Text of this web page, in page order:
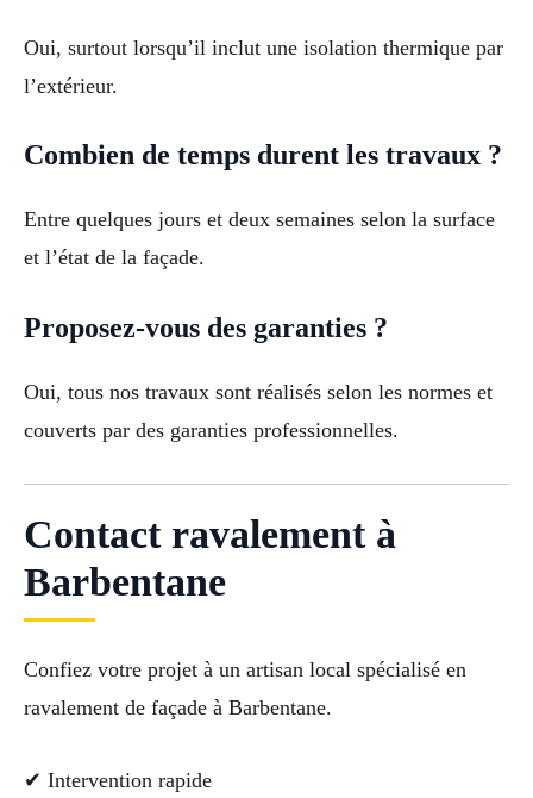
Oui, surtout lorsqu’il inclut une isolation thermique par
l’extérieur.
Combien de temps durent les travaux ?
Entre quelques jours et deux semaines selon la surface
et l’état de la façade.
Proposez-vous des garanties ?
Oui, tous nos travaux sont réalisés selon les normes et
couverts par des garanties professionnelles.
Contact ravalement à
Barbentane
Confiez votre projet à un artisan local spécialisé en
ravalement de façade à Barbentane.
✔ Intervention rapide